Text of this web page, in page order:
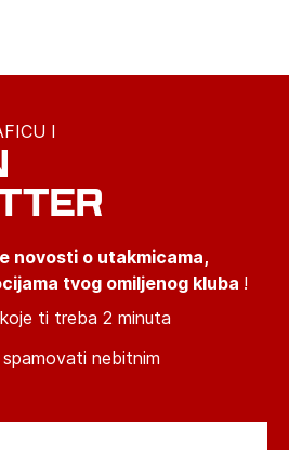
I
novosti o utakmicama,
tvog omiljenog kluba !
ti treba 2 minuta
nebitnim